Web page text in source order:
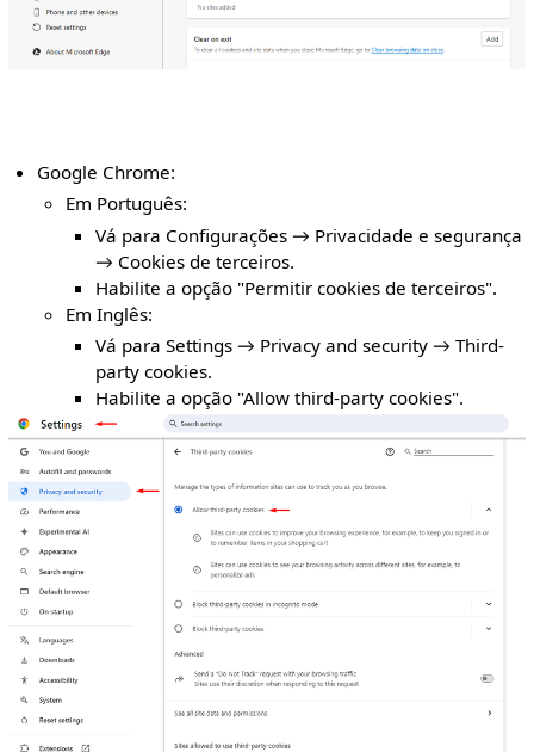
Google Chrome:
Em Português:
Vá para Configurações → Privacidade e segurança
→ Cookies de terceiros.
Habilite a opção "Permitir cookies de terceiros".
Em Inglês:
Vá para Settings → Privacy and security → Third-
party cookies.
Habilite a opção "Allow third-party cookies".